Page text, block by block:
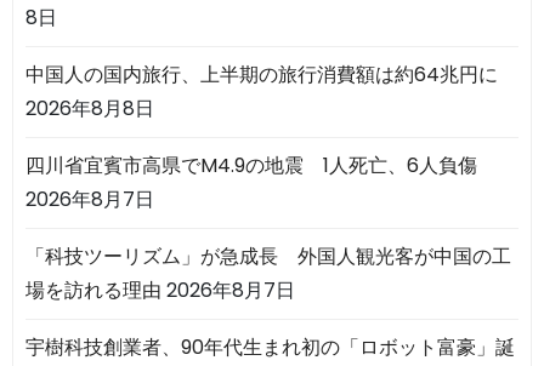
8日
中国人の国内旅行、上半期の旅行消費額は約64兆円に
2026年8月8日
四川省宜賓市高県でM4.9の地震 1人死亡、6人負傷
2026年8月7日
「科技ツーリズム」が急成長 外国人観光客が中国の工
場を訪れる理由 2026年8月7日
宇樹科技創業者、90年代生まれ初の「ロボット富豪」誕